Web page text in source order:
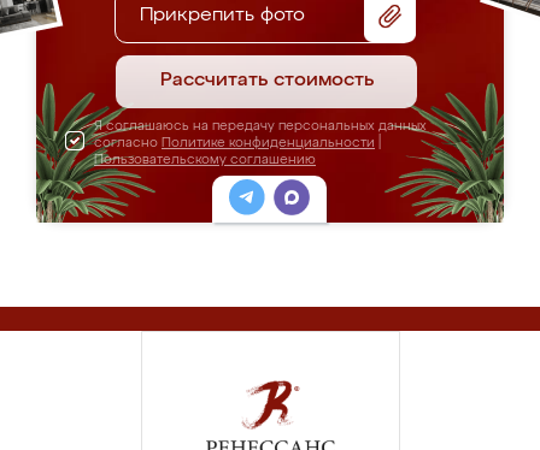
Прикрепить фото
Рассчитать стоимость
Я соглашаюсь на передачу персональных данных
согласно Политике конфиденциальности
Пользовательскому соглашению